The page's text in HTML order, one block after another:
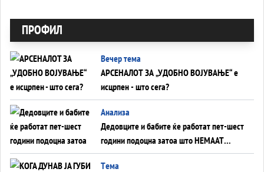
ПРОФИЛ
Вечер тема
АРСЕНАЛОТ ЗА „УДОБНО ВОЈУВАЊЕ“ е
исцрпен - што сега?
Анализа
Дедовците и бабите ќе работат пет-шест
години подоцна затоа што НЕМААТ
ВНУЦИ ДА ГИ ЗАМЕНАТ
Tема